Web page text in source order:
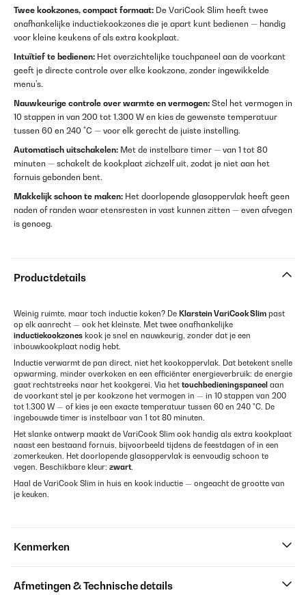
Twee kookzones, compact formaat: De VariCook Slim heeft twee
onafhankelijke inductiekookzones die je apart kunt bedienen — handig
voor kleine keukens of als extra kookplaat.
Intuïtief te bedienen: Het overzichtelijke touchpaneel aan de voorkant
geeft je directe controle over elke kookzone, zonder ingewikkelde
menu's.
Nauwkeurige controle over warmte en vermogen: Stel het vermogen in
10 stappen in van 200 tot 1.300 W en kies de gewenste temperatuur
tussen 60 en 240 °C — voor elk gerecht de juiste instelling.
Automatisch uitschakelen: Met de instelbare timer — van 1 tot 80
minuten — schakelt de kookplaat zichzelf uit, zodat je niet aan het
fornuis gebonden bent.
Makkelijk schoon te maken: Het doorlopende glasoppervlak heeft geen
naden of randen waar etensresten in vast kunnen zitten — even afvegen
is genoeg.
Productdetails
Weinig ruimte, maar toch inductie koken? De Klarstein VariCook Slim past
op elk aanrecht — ook het kleinste. Met twee onafhankelijke
inductiekookzones kook je snel en nauwkeurig, zonder dat je een
inbouwkookplaat nodig hebt.
Inductie verwarmt de pan direct, niet het kookoppervlak. Dat betekent snelle
opwarming, minder overkoken en een efficiënter energieverbruik: de energie
gaat rechtstreeks naar het kookgerei. Via het touchbedieningspaneel aan
de voorkant stel je per kookzone het vermogen in — in 10 stappen van 200
tot 1.300 W — of kies je een exacte temperatuur tussen 60 en 240 °C. De
ingebouwde timer is instelbaar van 1 tot 80 minuten.
Het slanke ontwerp maakt de VariCook Slim ook handig als extra kookplaat
naast een bestaand fornuis, bijvoorbeeld tijdens de feestdagen of in een
zomerkeuken. Het doorlopende glasoppervlak is eenvoudig schoon te
vegen. Beschikbare kleur: zwart.
Haal de VariCook Slim in huis en kook inductie — ongeacht de grootte van
je keuken.
Kenmerken
Afmetingen & Technische details